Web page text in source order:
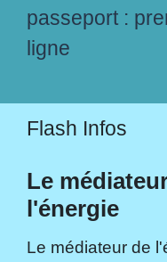
passeport :
ligne
Flash Infos
Le
l'énergie
Le médiateur de